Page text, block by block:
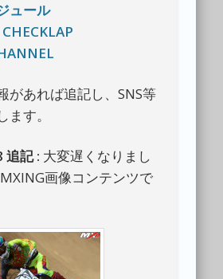
ュール
があれば追記し、SNS等
ます。
記 : 大変遅くなりまし
画像コンテンツで